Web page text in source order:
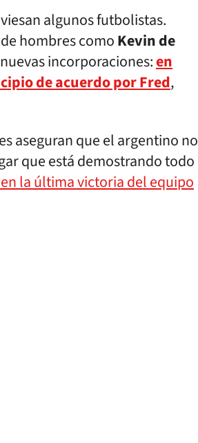
algunos futbolistas.
hombres comoKevin de
incorporaciones:en
de acuerdo por Fred,
aseguran que el argentino no
que está demostrando todo
la última victoria del equipo